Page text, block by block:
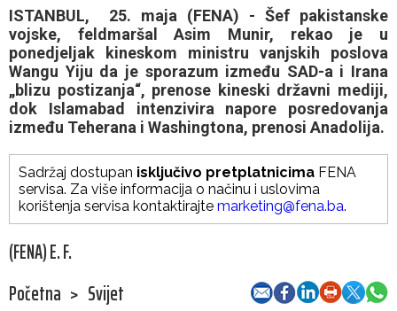
ISTANBUL, 25. maja (FENA) - Šef pakistanske
vojske, feldmaršal Asim Munir, rekao je u
ponedjeljak kineskom ministru vanjskih poslova
Wangu Yiju da je sporazum između SAD-a i Irana
„blizu postizanja“, prenose kineski državni mediji,
dok Islamabad intenzivira napore posredovanja
između Teherana i Washingtona, prenosi Anadolija.
Sadržaj dostupan isključivo pretplatnicima FENA
servisa. Za više informacija o načinu i uslovima
korištenja servisa kontaktirajte marketing@fena.ba.
(FENA) E. F.
Početna > Svijet